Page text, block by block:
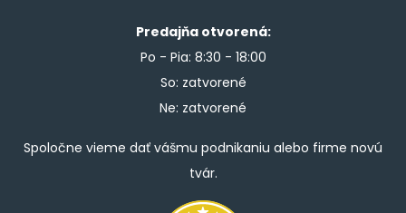
Predajňa otvorená:
Po - Pia: 8:30 - 18:00
So: zatvorené
Ne: zatvorené
Spoločne vieme dať vášmu podnikaniu alebo firme novú
tvár.